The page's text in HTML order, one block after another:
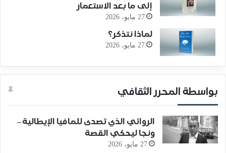
إلى ما بعد الاستعمار
27 مايو، 2026
لماذا نتذكر؟
27 مايو، 2026
بواسطة المحرر الثقافي
الروائي الذي تصدى للمافيا الإيطالية –
ونجا ليحكي القصة
27 مايو، 2026